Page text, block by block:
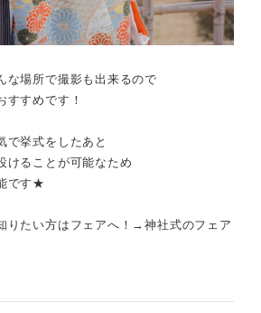
な場所で撮影も出来るので
すすめです！
で挙式をしたあと
けることが可能なため
です★
りたい方はフェアへ！→神社式のフェア